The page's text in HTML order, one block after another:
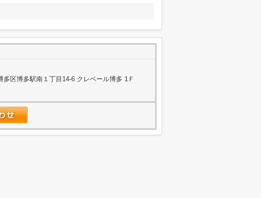
多区博多駅南１丁目14-6 クレベール博多 1Ｆ